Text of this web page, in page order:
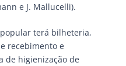
e J. Mallucelli).
terá bilheteria,
recebimento e
de higienização de